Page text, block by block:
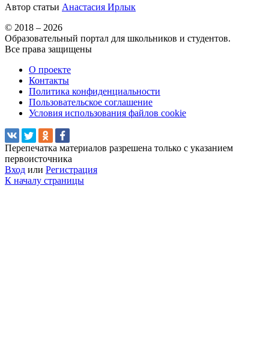
Автор статьи Анастасия Ирлык
© 2018 – 2026
Образовательный портал для школьников и студентов.
Все права защищены
О проекте
Контакты
Политика конфиденциальности
Пользовательское соглашение
Условия использования файлов cookie
Перепечатка материалов разрешена только с указанием
первоисточника
Вход или Регистрация
К началу страницы